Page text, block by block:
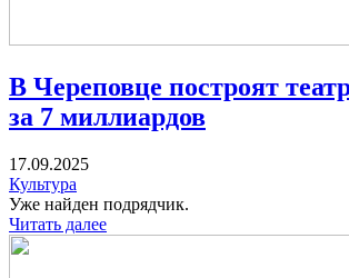
В Череповце построят
за 7 миллиардов
17.09.2025
Культура
Уже найден подрядчик.
Читать далее